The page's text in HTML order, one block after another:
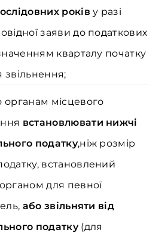
роківу разі
заяви до податкових
кварталу початку
звільнення;
органам місцевого
встановлювати нижчі
податку,ніж розмір
встановлений
для певної
або звільняти від
податку(для